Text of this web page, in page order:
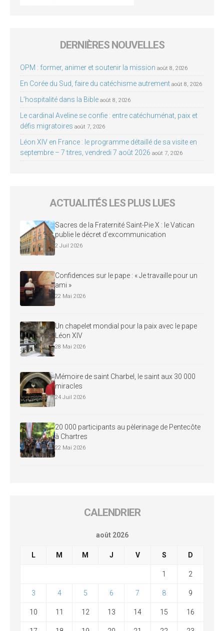
DERNIÈRES NOUVELLES
OPM : former, animer et soutenir la mission août 8, 2026
En Corée du Sud, faire du catéchisme autrement août 8, 2026
L’hospitalité dans la Bible août 8, 2026
Le cardinal Aveline se confie : entre catéchuménat, paix et
défis migratoires août 7, 2026
Léon XIV en France : le programme détaillé de sa visite en
septembre – 7 titres, vendredi 7 août 2026 août 7, 2026
ACTUALITÉS LES PLUS LUES
Sacres de la Fraternité Saint-Pie X : le Vatican
publie le décret d’excommunication
2 Juil 2026
Confidences sur le pape : « Je travaille pour un
ami »
22 Mai 2026
Un chapelet mondial pour la paix avec le pape
Léon XIV
28 Mai 2026
Mémoire de saint Charbel, le saint aux 30 000
miracles
24 Juil 2026
20 000 participants au pèlerinage de Pentecôte
à Chartres
22 Mai 2026
CALENDRIER
août 2026
L M M J V S D
1 2
3 4 5 6 7 8 9
10 11 12 13 14 15 16